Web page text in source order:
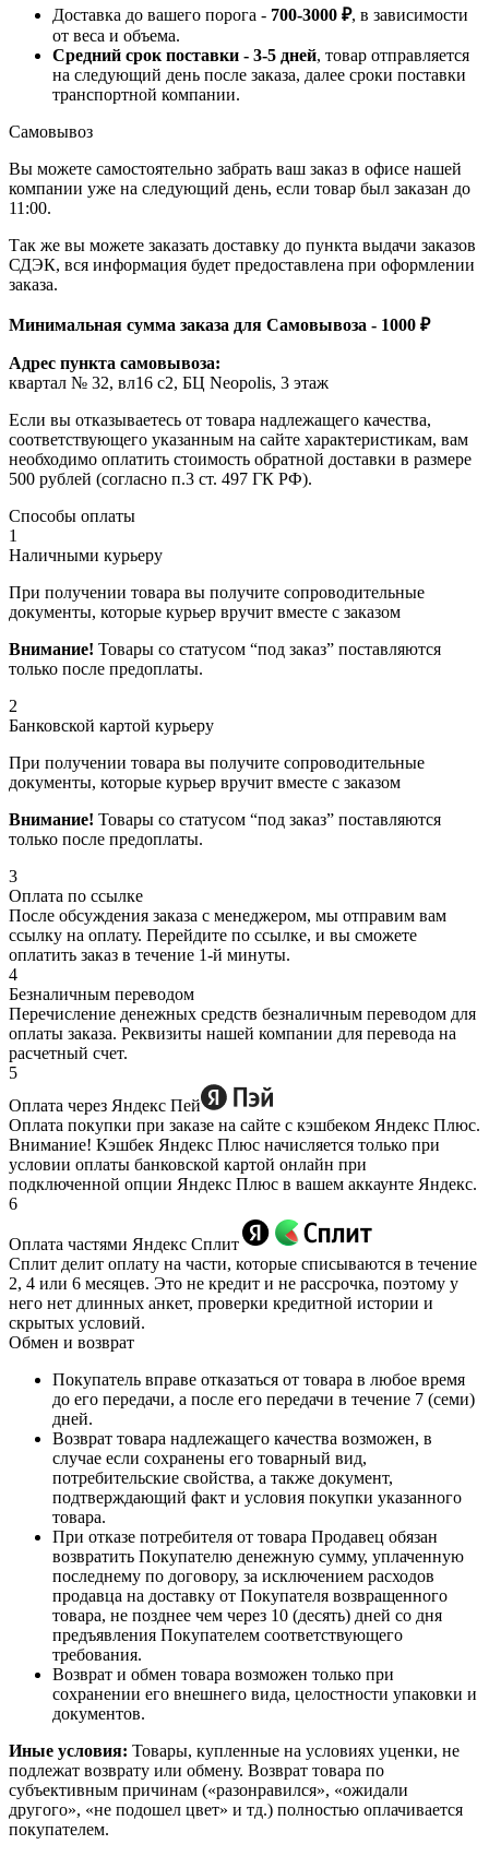
Доставка до вашего порога - 700-3000 ₽, в зависимости
от веса и объема.
Средний срок поставки - 3-5 дней, товар отправляется
на следующий день после заказа, далее сроки поставки
транспортной компании.
Самовывоз
Вы можете самостоятельно забрать ваш заказ в офисе нашей
компании уже на следующий день, если товар был заказан до
11:00.
Так же вы можете заказать доставку до пункта выдачи заказов
СДЭК, вся информация будет предоставлена при оформлении
заказа.
Минимальная сумма заказа для Самовывоза - 1000 ₽
Адрес пункта самовывоза:
квартал № 32, вл16 с2, БЦ Neopolis, 3 этаж
Если вы отказываетесь от товара надлежащего качества,
соответствующего указанным на сайте характеристикам, вам
необходимо оплатить стоимость обратной доставки в размере
500 рублей (согласно п.3 ст. 497 ГК РФ).
Способы оплаты
1
Наличными курьеру
При получении товара вы получите сопроводительные
документы, которые курьер вручит вместе с заказом
Внимание! Товары со статусом “под заказ” поставляются
только после предоплаты.
2
Банковской картой курьеру
При получении товара вы получите сопроводительные
документы, которые курьер вручит вместе с заказом
Внимание! Товары со статусом “под заказ” поставляются
только после предоплаты.
3
Оплата по ссылке
После обсуждения заказа с менеджером, мы отправим вам
ссылку на оплату. Перейдите по ссылке, и вы сможете
оплатить заказ в течение 1-й минуты.
4
Безналичным переводом
Перечисление денежных средств безналичным переводом для
оплаты заказа. Реквизиты нашей компании для перевода на
расчетный счет.
5
Оплата через Яндекс Пей
Оплата покупки при заказе на сайте с кэшбеком Яндекс Плюс.
Внимание! Кэшбек Яндекс Плюс начисляется только при
условии оплаты банковской картой онлайн при
подключенной опции Яндекс Плюс в вашем аккаунте Яндекс.
6
Оплата частями Яндекс Сплит
Сплит делит оплату на части, которые списываются в течение
2, 4 или 6 месяцев. Это не кредит и не рассрочка, поэтому у
него нет длинных анкет, проверки кредитной истории и
скрытых условий.
Обмен и возврат
Покупатель вправе отказаться от товара в любое время
до его передачи, а после его передачи в течение 7 (семи)
дней.
Возврат товара надлежащего качества возможен, в
случае если сохранены его товарный вид,
потребительские свойства, а также документ,
подтверждающий факт и условия покупки указанного
товара.
При отказе потребителя от товара Продавец обязан
возвратить Покупателю денежную сумму, уплаченную
последнему по договору, за исключением расходов
продавца на доставку от Покупателя возвращенного
товара, не позднее чем через 10 (десять) дней со дня
предъявления Покупателем соответствующего
требования.
Возврат и обмен товара возможен только при
сохранении его внешнего вида, целостности упаковки и
документов.
Иные условия: Товары, купленные на условиях уценки, не
подлежат возврату или обмену. Возврат товара по
субъективным причинам («разонравился», «ожидали
другого», «не подошел цвет» и тд.) полностью оплачивается
покупателем.